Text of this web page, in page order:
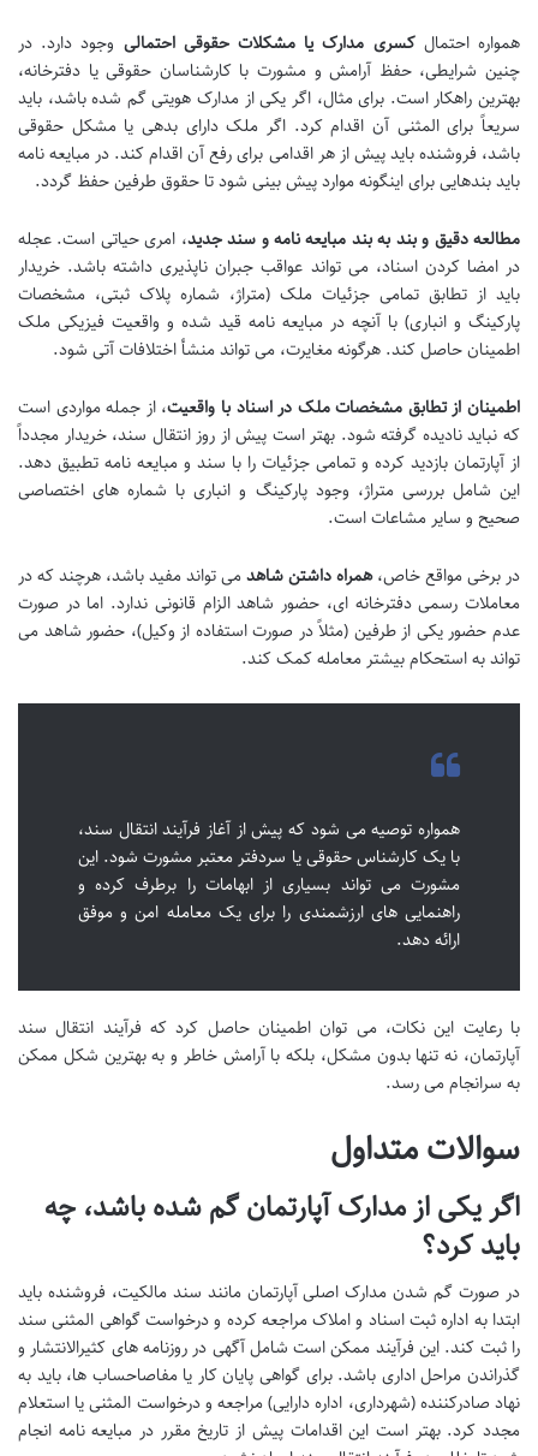
همواره احتمالکسری مدارک یا مشکلات حقوقی احتمالی وجود دارد. در
چنین شرایطی، حفظ آرامش و مشورت با کارشناسان حقوقی یا دفترخانه،
بهترین راهکار است. برای مثال، اگر یکی از مدارک هویتی گم شده باشد، باید
سریعاً برای المثنی آن اقدام کرد. اگر ملک دارای بدهی یا مشکل حقوقی
باشد، فروشنده باید پیش از هر اقدامی برای رفع آن اقدام کند. در مبایعه نامه
باید بندهایی برای اینگونه موارد پیش بینی شود تا حقوق طرفین حفظ گردد.
مطالعه دقیق و بند به بند مبایعه نامه و سند جدید، امری حیاتی است. عجله
در امضا کردن اسناد، می تواند عواقب جبران ناپذیری داشته باشد. خریدار
باید از تطابق تمامی جزئیات ملک (متراژ، شماره پلاک ثبتی، مشخصات
پارکینگ و انباری) با آنچه در مبایعه نامه قید شده و واقعیت فیزیکی ملک
اطمینان حاصل کند. هرگونه مغایرت، می تواند منشأ اختلافات آتی شود.
اطمینان از تطابق مشخصات ملک در اسناد با واقعیت، از جمله مواردی است
که نباید نادیده گرفته شود. بهتر است پیش از روز انتقال سند، خریدار مجدداً
از آپارتمان بازدید کرده و تمامی جزئیات را با سند و مبایعه نامه تطبیق دهد.
این شامل بررسی متراژ، وجود پارکینگ و انباری با شماره های اختصاصی
صحیح و سایر مشاعات است.
در برخی مواقع خاص،همراه داشتن شاهدمی تواند مفید باشد، هرچند که در
معاملات رسمی دفترخانه ای، حضور شاهد الزام قانونی ندارد. اما در صورت
عدم حضور یکی از طرفین (مثلاً در صورت استفاده از وکیل)، حضور شاهد می
تواند به استحکام بیشتر معامله کمک کند.
همواره توصیه می شود که پیش از آغاز فرآیند انتقال سند،
با یک کارشناس حقوقی یا سردفتر معتبر مشورت شود. این
مشورت می تواند بسیاری از ابهامات را برطرف کرده و
راهنمایی های ارزشمندی را برای یک معامله امن و موفق
ارائه دهد.
با رعایت این نکات، می توان اطمینان حاصل کرد که فرآیند انتقال سند
آپارتمان، نه تنها بدون مشکل، بلکه با آرامش خاطر و به بهترین شکل ممکن
به سرانجام می رسد.
سوالات متداول
اگر یکی از مدارک آپارتمان گم شده باشد، چه
باید کرد؟
در صورت گم شدن مدارک اصلی آپارتمان مانند سند مالکیت، فروشنده باید
ابتدا به اداره ثبت اسناد و املاک مراجعه کرده و درخواست گواهی المثنی سند
را ثبت کند. این فرآیند ممکن است شامل آگهی در روزنامه های کثیرالانتشار و
گذراندن مراحل اداری باشد. برای گواهی پایان کار یا مفاصاحساب ها، باید به
نهاد صادرکننده (شهرداری، اداره دارایی) مراجعه و درخواست المثنی یا استعلام
مجدد کرد. بهتر است این اقدامات پیش از تاریخ مقرر در مبایعه نامه انجام